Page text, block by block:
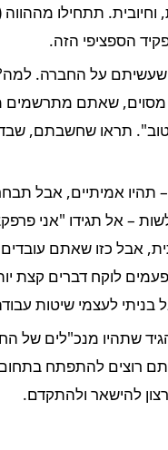
תתחילו מההווה
הספציפי הזה.
על החברה.
שאתם מתרשמים
טוב". תראו שחשבתם,
תהיו אמיתיים, אבל
– אל תגידו "אני
אבל כזו שאתם עובדים
לוקח דברים קצת
בניתי לעצמי שיטות
שתהיו מנכ"לים של
רוצים להתפתח בתחום,
להישאר ולהתקדם.